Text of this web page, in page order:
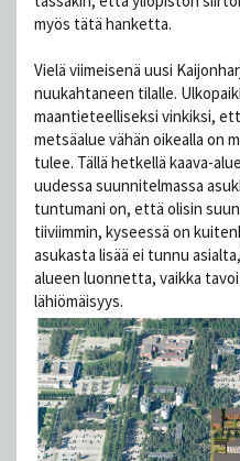
myös tätä hanketta.
Vielä viimeisenä uusi
nuukahtaneen tilalle.
maantieteelliseksi vinkiksi,
metsäalue vähän oikealla on
tulee. Tällä hetkellä kaava-
uudessa suunnitelmassa
tuntumani on, että olisin
tiiviimmin, kyseessä on
asukasta lisää ei tunnu
alueen luonnetta, vaikka
lähiömäisyys.